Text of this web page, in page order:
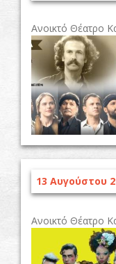
Ανοικτό Θέατρο
13 Αυγούστου
Ανοικτό Θέατρο